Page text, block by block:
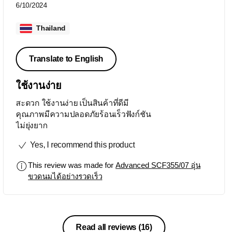
6/10/2024
Thailand
Translate to English
ใช้งานง่าย
สะดวก ใช้งานง่าย เป็นสินค้าที่ดีมี
คุณภาพมีความปลอดภัยร้อนเร็วฟังก์ชัน
ไม่ยุ่งยาก
Yes, I recommend this product
This review was made for Advanced SCF355/07 อุ่น
ขวดนมได้อย่างรวดเร็ว
Read all reviews (16)